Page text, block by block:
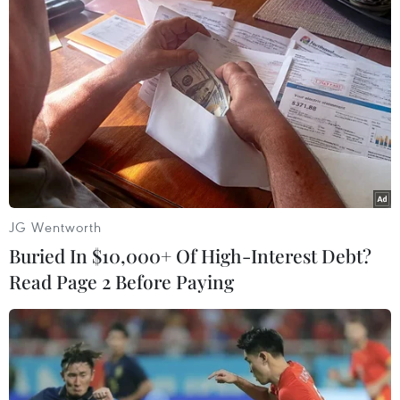
Đặc biệt, chiến thắng này sẽ giúp Tổng thống
Trump tiếp tục thực hiện một loạt các chương
trình nghị sự của mình trong thời gian còn lại
của nhiệm kỳ, như vấn đề nhập cư hay bãi bỏ
chương trình bảo hiểm y tế Obamacare./.
(TTXVN/Vietnam+)
JG Wentworth
Buried In $10,000+ Of High-Interest Debt?
Read Page 2 Before Paying